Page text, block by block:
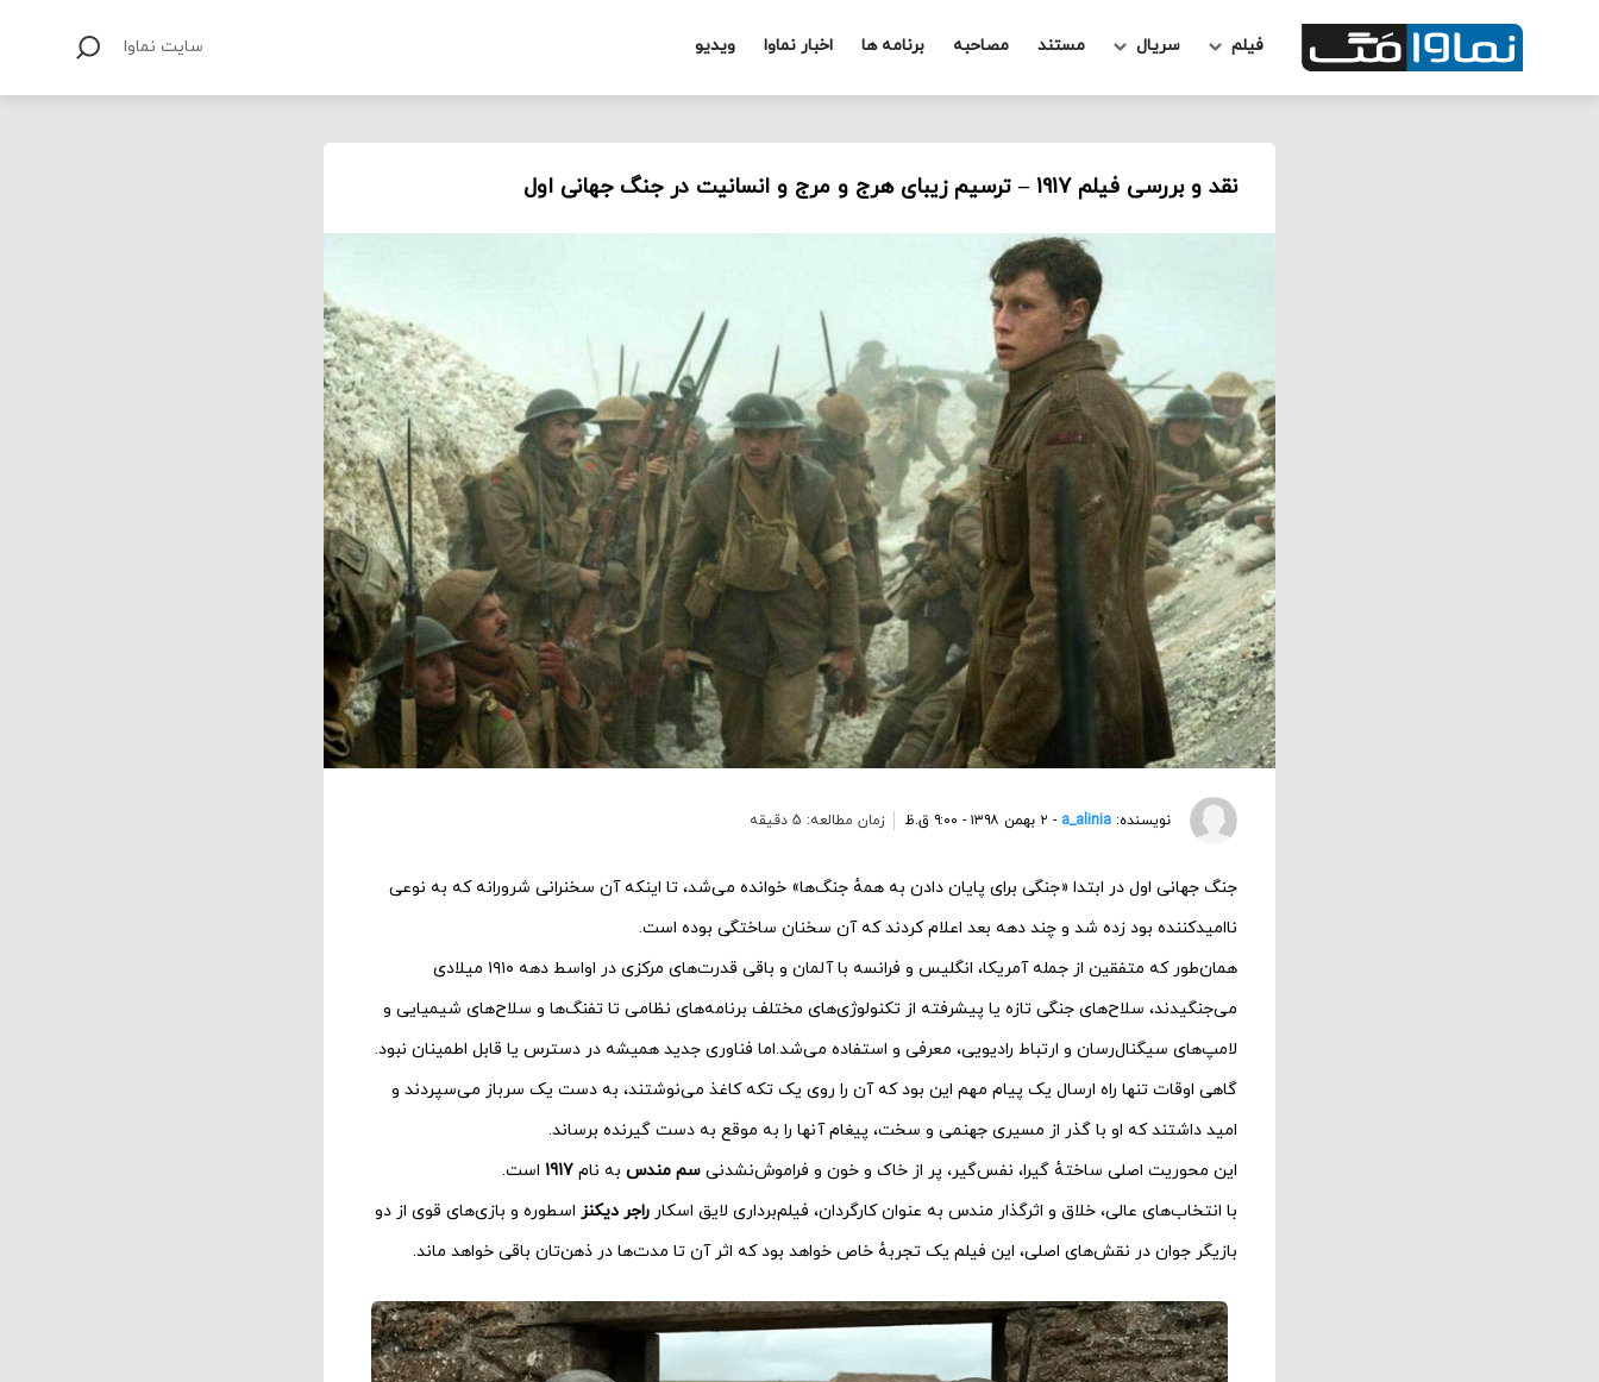
فیلم سریال مستند مصاحبه برنامه ها اخبار نماوا ویدیو سایت نماوا
نقد و بررسی فیلم 1917 – ترسیم زیبای هرج و مرج و انسانیت در جنگ جهانی اول
نویسنده: a_alinia - ۲ بهمن ۱۳۹۸ - ۹:۰۰ ق.ظ زمان مطالعه: 5 دقیقه
جنگ جهانی اول در ابتدا «جنگی برای پایان دادن به همهٔ جنگ‌ها» خوانده می‌شد، تا اینکه آن سخنرانی شرورانه که به نوعی
ناامیدکننده بود زده شد و چند دهه بعد اعلام کردند که آن سخنان ساختگی بوده است.
همان‌طور که متفقین از جمله آمریکا، انگلیس و فرانسه با آلمان و باقی قدرت‌های مرکزی در اواسط دهه ۱۹۱۰ میلادی
می‌جنگیدند، سلاح‌های جنگی تازه‌ یا پیشرفته‌ از تکنولوژی‌های مختلف برنامه‌های نظامی تا تفنگ‌ها و سلاح‌های شیمیایی و
لامپ‌های سیگنال‌رسان و ارتباط رادیویی، معرفی و استفاده می‌شد.اما فناوری جدید همیشه در دسترس یا قابل اطمینان نبود.
گاهی اوقات تنها راه ارسال یک پیام مهم این بود که آن را روی یک تکه کاغذ می‌نوشتند، به دست یک سرباز می‌سپردند و
امید داشتند که او با گذر از مسیری جهنمی و سخت، پیغام آنها را به موقع به دست گیرنده برساند.
این محوریت اصلی ساختهٔ گیرا، نفس‌گیر، پر از خاک و خون و فراموش‌نشدنی سم مندس به نام 1917 است.
با انتخاب‌های عالی، خلاق و اثرگذار مندس به عنوان کارگردان، فیلم‌برداری لایق اسکار راجر دیکنز اسطوره و بازی‌های قوی از دو
بازیگر جوان در نقش‌های اصلی، این فیلم یک تجربهٔ خاص خواهد بود که اثر آن تا مدت‌ها در ذهن‌تان باقی خواهد ماند.